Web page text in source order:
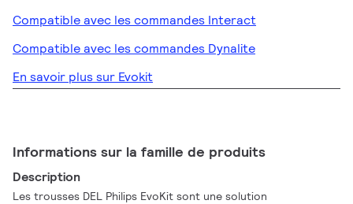
Compatible avec les commandes Interact
Compatible avec les commandes Dynalite
En savoir plus sur Evokit
Informations sur la famille de produits
Description
Les trousses DEL Philips EvoKit sont une solution